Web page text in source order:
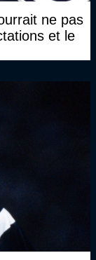
ne pas
et le